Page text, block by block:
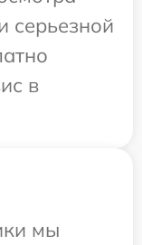
серьезной
в
мы